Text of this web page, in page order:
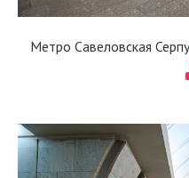
Метро Савеловская